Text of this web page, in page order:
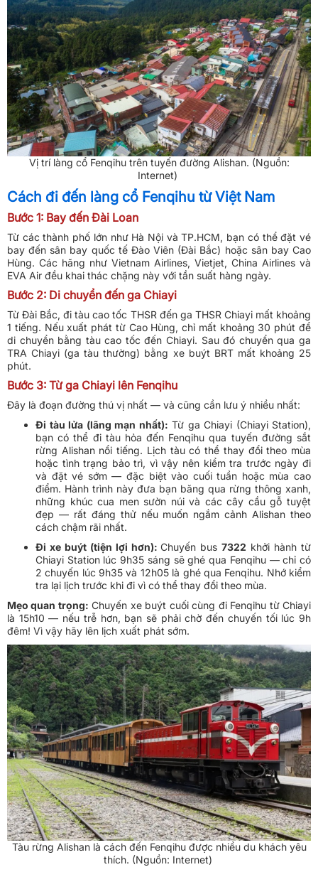
Vị trí làng cổ Fenqihu trên tuyến đường Alishan. (Nguồn:
Internet)
Cách đi đến làng cổ Fenqihu từ Việt Nam
Bước 1: Bay đến Đài Loan
Từ các thành phố lớn như Hà Nội và TP.HCM, bạn có thể đặt vé
bay đến sân bay quốc tế Đào Viên (Đài Bắc) hoặc sân bay Cao
Hùng. Các hãng như Vietnam Airlines, Vietjet, China Airlines và
EVA Air đều khai thác chặng này với tần suất hàng ngày.
Bước 2: Di chuyển đến ga Chiayi
Từ Đài Bắc, đi tàu cao tốc THSR đến ga THSR Chiayi mất khoảng
1 tiếng. Nếu xuất phát từ Cao Hùng, chỉ mất khoảng 30 phút để
di chuyển bằng tàu cao tốc đến Chiayi. Sau đó chuyển qua ga
TRA Chiayi (ga tàu thường) bằng xe buýt BRT mất khoảng 25
phút.
Bước 3: Từ ga Chiayi lên Fenqihu
Đây là đoạn đường thú vị nhất — và cũng cần lưu ý nhiều nhất:
Đi tàu lửa (lãng mạn nhất): Từ ga Chiayi (Chiayi Station),
bạn có thể đi tàu hỏa đến Fenqihu qua tuyến đường sắt
rừng Alishan nổi tiếng. Lịch tàu có thể thay đổi theo mùa
hoặc tình trạng bảo trì, vì vậy nên kiểm tra trước ngày đi
và đặt vé sớm — đặc biệt vào cuối tuần hoặc mùa cao
điểm. Hành trình này đưa bạn băng qua rừng thông xanh,
những khúc cua men sườn núi và các cây cầu gỗ tuyệt
đẹp — rất đáng thử nếu muốn ngắm cảnh Alishan theo
cách chậm rãi nhất.
Đi xe buýt (tiện lợi hơn):Chuyến bus7322 khởi hành từ
Chiayi Station lúc 9h35 sáng sẽ ghé qua Fenqihu — chỉ có
2 chuyến lúc 9h35 và 12h05 là ghé qua Fenqihu. Nhớ kiểm
tra lại lịch trước khi đi vì có thể thay đổi theo mùa.
Mẹo quan trọng: Chuyến xe buýt cuối cùng đi Fenqihu từ Chiayi
là 15h10 — nếu trễ hơn, bạn sẽ phải chờ đến chuyến tối lúc 9h
đêm! Vì vậy hãy lên lịch xuất phát sớm.
Tàu rừng Alishan là cách đến Fenqihu được nhiều du khách yêu
thích. (Nguồn: Internet)